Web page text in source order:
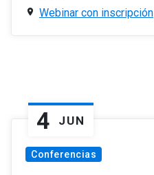
Webinar con inscripción
4 JUN
Conferencias